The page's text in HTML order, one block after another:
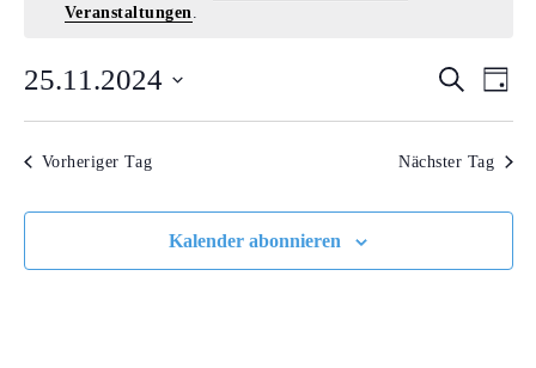
NOVEMBER
2024
Veranstaltungen.
UND
SucheTag
25.11.2024
Datum
Vorheriger Tag Nächster Tag
Kalender abonnieren